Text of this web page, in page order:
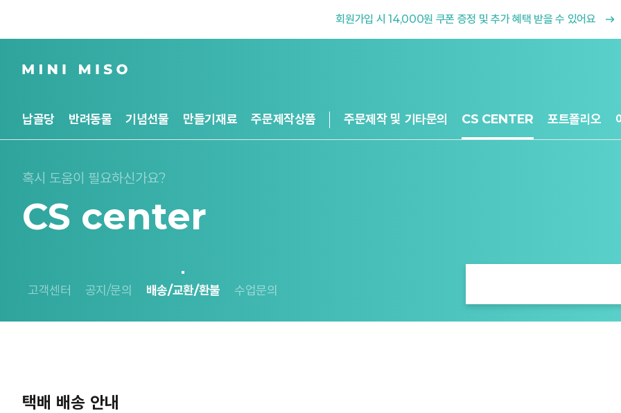
회원가입 시 14,000원 쿠폰 증정 및 추가 혜택 받을 수 있어요
납골당 반려동물 기념선물 만들기재료 주문제작상품 주문제작 및 기타문의 CS CENTER 포트폴리오
혹시 도움이 필요하신가요?
CS center
고객센터 공지/문의 배송/교환/환불 수업문의
택배 배송 안내